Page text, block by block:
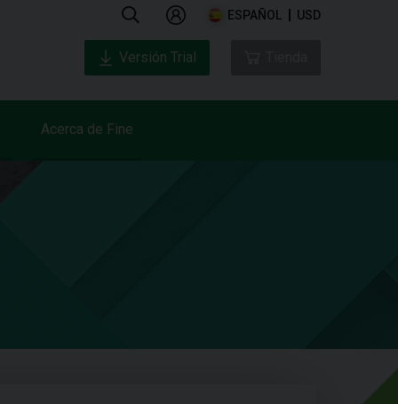
ESPAÑOL USD
Acerca de Fine
Versión Trial